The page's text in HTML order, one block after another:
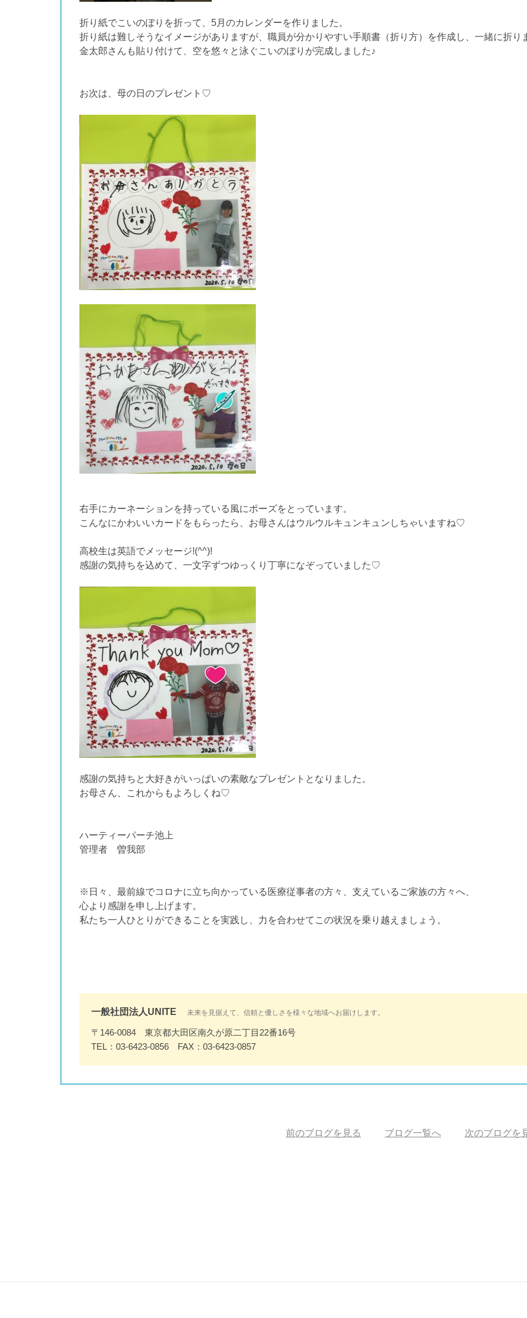
折り紙でこいのぼりを折って、5月のカレンダーを作りました。
折り紙は難しそうなイメージがありますが、職員が分かりやすい手順書（折り方）を作成し、一緒に折り
金太郎さんも貼り付けて、空を悠々と泳ぐこいのぼりが完成しました♪
お次は、母の日のプレゼント♡
右手にカーネーションを持っている風にポーズをとっています。
こんなにかわいいカードをもらったら、お母さんはウルウルキュンキュンしちゃいますね♡
高校生は英語でメッセージ!(^^)!
感謝の気持ちを込めて、一文字ずつゆっくり丁寧になぞっていました♡
感謝の気持ちと大好きがいっぱいの素敵なプレゼントとなりました。
お母さん、これからもよろしくね♡
ハーティーパーチ池上
管理者 曽我部
※日々、最前線でコロナに立ち向かっている医療従事者の方々、支えているご家族の方々へ、
心より感謝を申し上げます。
私たち一人ひとりができることを実践し、力を合わせてこの状況を乗り越えましょう。
一般社団法人UNITE 未来を見据えて、信頼と優しさを様々な地域へお届けします。
〒146-0084 東京都大田区南久が原二丁目22番16号
TEL：03-6423-0856 FAX：03-6423-0857
前のブログを見る ブログ一覧へ 次のブログを